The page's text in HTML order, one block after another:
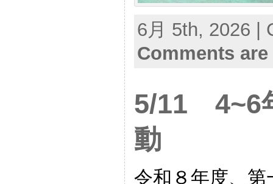
6月 5th, 2026 |
Comments
5/11 4~6
動
令和８年度、